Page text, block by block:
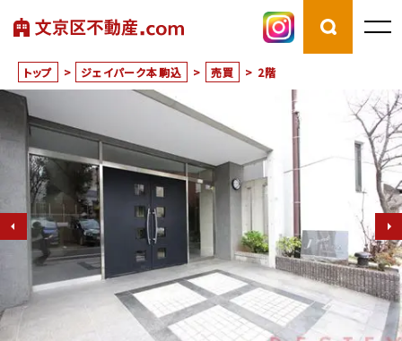
トップ > ジェイパーク本駒込 > 売買 > 2階